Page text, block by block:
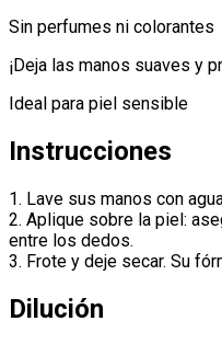
Sin perfumes ni colorantes
¡Deja las manos suaves y
Ideal para piel sensible
Instrucciones
1. Lave sus manos con
2. Aplique sobre la piel:
entre los dedos.
3. Frote y deje secar. Su
Dilución